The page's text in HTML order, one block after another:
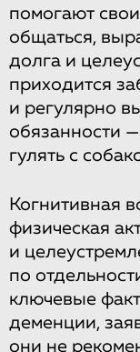
помогают
общаться,
долга и
приходится
и регулярно
обязанности
гулять с
Когнитивная
физическая
и
по
ключевые
деменции,
они не